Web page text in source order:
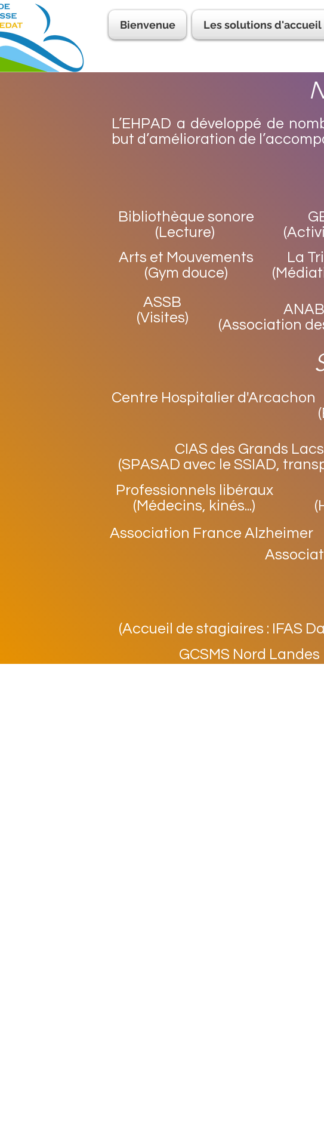
Bienvenue Les solutions d'accueil
L’EHPAD a développé de
but d’amélioration de
Bibliothèque sonore
(Lecture)
Arts et Mouvements
(Gym douce)
La
ASSB
(Visites)
ANAB
(Association
Centre Hospitalier d'Arcachon
CIAS des Grands Lacs
(SPASAD avec le SSIAD,
Professionnels libéraux
(Médecins, kinés...)
Association France Alzheimer
(Accueil de stagiaires : IFAS
GCSMS Nord Landes